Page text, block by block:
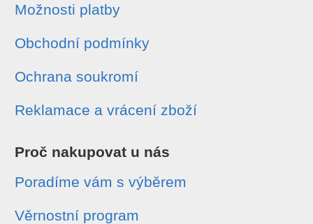
Možnosti platby
Obchodní podmínky
Ochrana soukromí
Reklamace a vrácení zboží
Proč nakupovat u nás
Poradíme vám s výběrem
Věrnostní program